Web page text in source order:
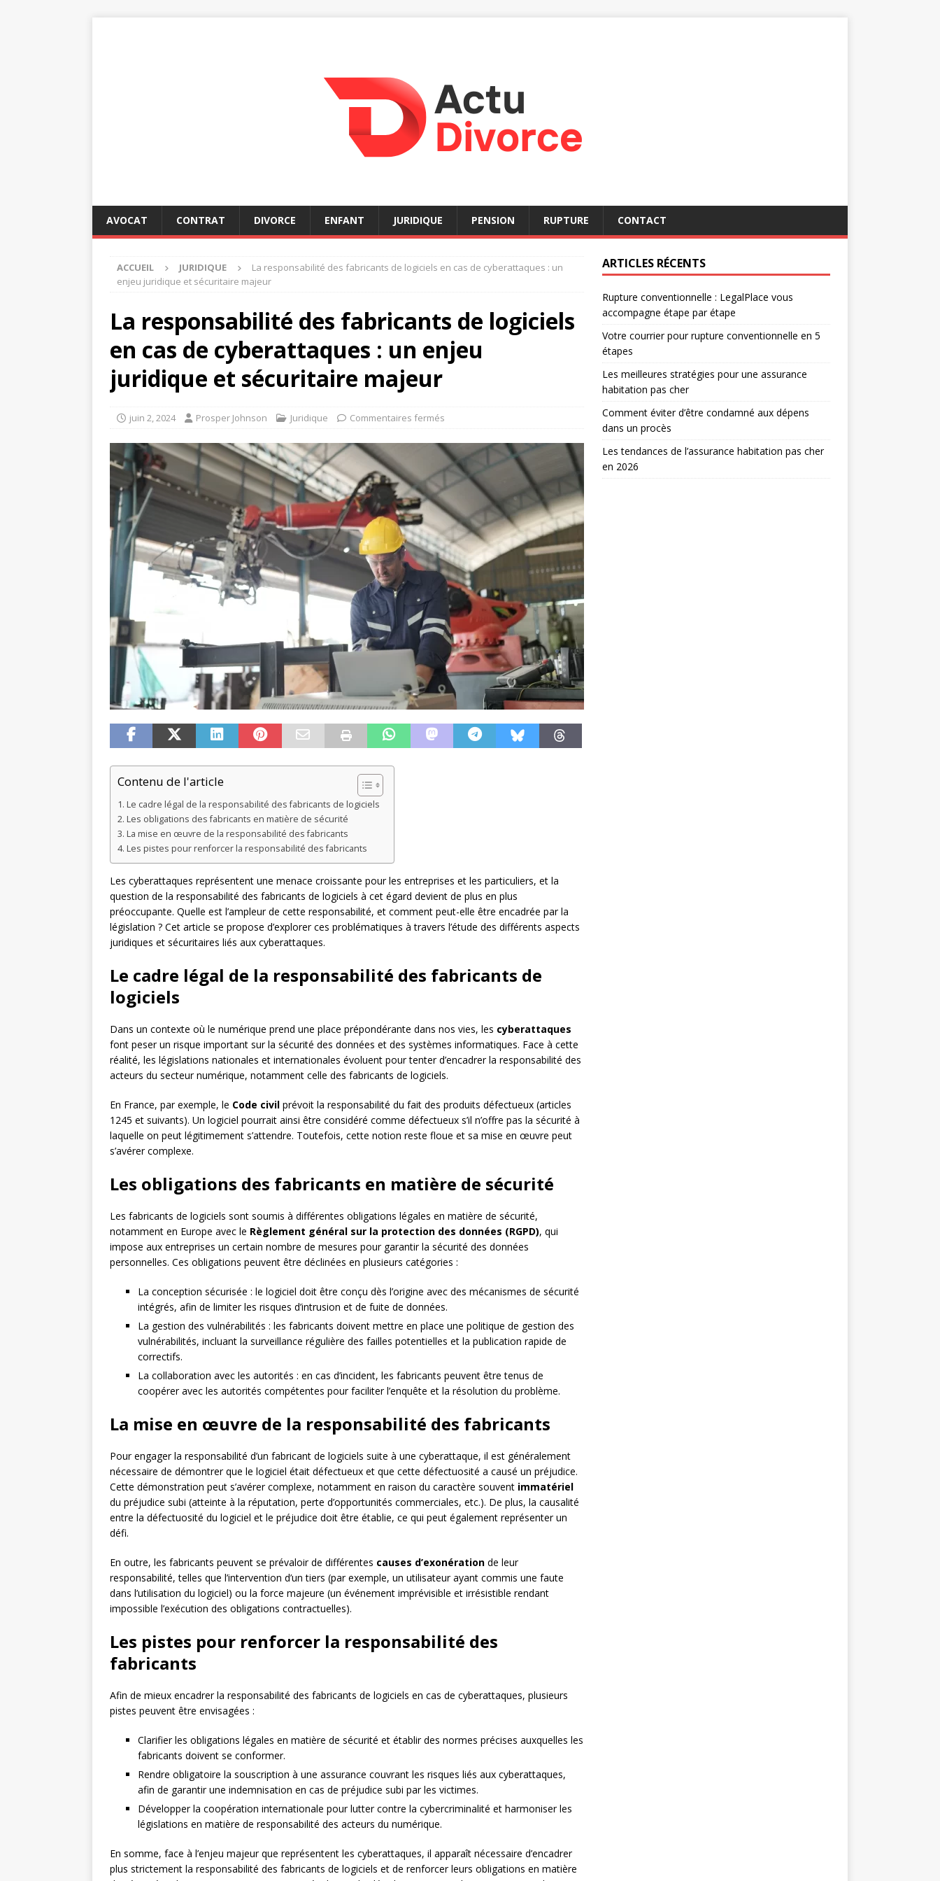
AVOCAT CONTRAT DIVORCE ENFANT JURIDIQUE PENSION RUPTURE CONTACT
ACCUEIL JURIDIQUE
La responsabilité des fabricants de logiciels en cas de cyberattaques : un
enjeu juridique et sécuritaire majeur
La responsabilité des fabricants de logiciels
en cas de cyberattaques : un enjeu
juridique et sécuritaire majeur
juin 2, 2024 Prosper Johnson Juridique Commentaires fermés
Contenu de l'article
Le cadre légal de la responsabilité des fabricants de logiciels
Les obligations des fabricants en matière de sécurité
La mise en œuvre de la responsabilité des fabricants
Les pistes pour renforcer la responsabilité des fabricants
Les cyberattaques représentent une menace croissante pour les entreprises et les particuliers, et la
question de la responsabilité des fabricants de logiciels à cet égard devient de plus en plus
préoccupante. Quelle est l’ampleur de cette responsabilité, et comment peut-elle être encadrée par la
législation ? Cet article se propose d’explorer ces problématiques à travers l’étude des différents aspects
juridiques et sécuritaires liés aux cyberattaques.
Le cadre légal de la responsabilité des fabricants de
logiciels
Dans un contexte où le numérique prend une place prépondérante dans nos vies, les cyberattaques
font peser un risque important sur la sécurité des données et des systèmes informatiques. Face à cette
réalité, les législations nationales et internationales évoluent pour tenter d’encadrer la responsabilité des
acteurs du secteur numérique, notamment celle des fabricants de logiciels.
En France, par exemple, le Code civil prévoit la responsabilité du fait des produits défectueux (articles
1245 et suivants). Un logiciel pourrait ainsi être considéré comme défectueux s’il n’offre pas la sécurité à
laquelle on peut légitimement s’attendre. Toutefois, cette notion reste floue et sa mise en œuvre peut
s’avérer complexe.
Les obligations des fabricants en matière de sécurité
Les fabricants de logiciels sont soumis à différentes obligations légales en matière de sécurité,
notamment en Europe avec le Règlement général sur la protection des données (RGPD), qui
impose aux entreprises un certain nombre de mesures pour garantir la sécurité des données
personnelles. Ces obligations peuvent être déclinées en plusieurs catégories :
La conception sécurisée : le logiciel doit être conçu dès l’origine avec des mécanismes de sécurité
intégrés, afin de limiter les risques d’intrusion et de fuite de données.
La gestion des vulnérabilités : les fabricants doivent mettre en place une politique de gestion des
vulnérabilités, incluant la surveillance régulière des failles potentielles et la publication rapide de
correctifs.
La collaboration avec les autorités : en cas d’incident, les fabricants peuvent être tenus de
coopérer avec les autorités compétentes pour faciliter l’enquête et la résolution du problème.
La mise en œuvre de la responsabilité des fabricants
Pour engager la responsabilité d’un fabricant de logiciels suite à une cyberattaque, il est généralement
nécessaire de démontrer que le logiciel était défectueux et que cette défectuosité a causé un préjudice.
Cette démonstration peut s’avérer complexe, notamment en raison du caractère souvent immatériel
du préjudice subi (atteinte à la réputation, perte d’opportunités commerciales, etc.). De plus, la causalité
entre la défectuosité du logiciel et le préjudice doit être établie, ce qui peut également représenter un
défi.
En outre, les fabricants peuvent se prévaloir de différentes causes d’exonération de leur
responsabilité, telles que l’intervention d’un tiers (par exemple, un utilisateur ayant commis une faute
dans l’utilisation du logiciel) ou la force majeure (un événement imprévisible et irrésistible rendant
impossible l’exécution des obligations contractuelles).
Les pistes pour renforcer la responsabilité des
fabricants
Afin de mieux encadrer la responsabilité des fabricants de logiciels en cas de cyberattaques, plusieurs
pistes peuvent être envisagées :
Clarifier les obligations légales en matière de sécurité et établir des normes précises auxquelles les
fabricants doivent se conformer.
Rendre obligatoire la souscription à une assurance couvrant les risques liés aux cyberattaques,
afin de garantir une indemnisation en cas de préjudice subi par les victimes.
Développer la coopération internationale pour lutter contre la cybercriminalité et harmoniser les
législations en matière de responsabilité des acteurs du numérique.
En somme, face à l’enjeu majeur que représentent les cyberattaques, il apparaît nécessaire d’encadrer
plus strictement la responsabilité des fabricants de logiciels et de renforcer leurs obligations en matière
ARTICLES RÉCENTS
Rupture conventionnelle : LegalPlace vous
accompagne étape par étape
Votre courrier pour rupture conventionnelle en 5
étapes
Les meilleures stratégies pour une assurance
habitation pas cher
Comment éviter d’être condamné aux dépens
dans un procès
Les tendances de l’assurance habitation pas cher
en 2026